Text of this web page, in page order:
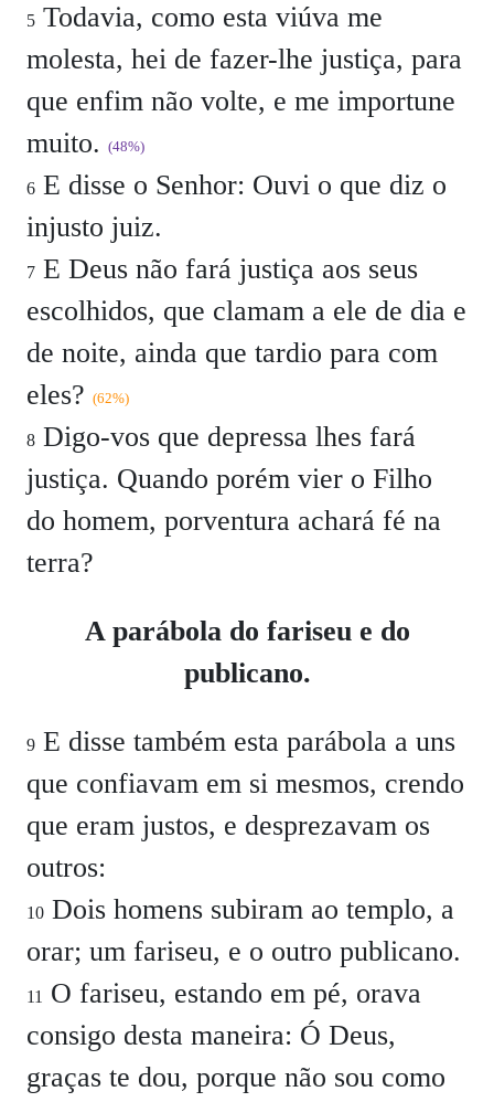
5 Todavia, como esta viúva me
molesta, hei de fazer-lhe justiça, para
que enfim não volte, e me importune
muito. (48%)
6 E disse o Senhor: Ouvi o que diz o
injusto juiz.
7 E Deus não fará justiça aos seus
escolhidos, que clamam a ele de dia e
de noite, ainda que tardio para com
eles? (62%)
8 Digo-vos que depressa lhes fará
justiça. Quando porém vier o Filho
do homem, porventura achará fé na
terra?
A parábola do fariseu e do
publicano.
9 E disse também esta parábola a uns
que confiavam em si mesmos, crendo
que eram justos, e desprezavam os
outros:
10 Dois homens subiram ao templo, a
orar; um fariseu, e o outro publicano.
11
O fariseu, estando em pé, orava
consigo desta maneira: Ó Deus,
graças te dou, porque não sou como